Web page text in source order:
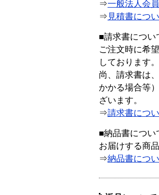
⇒一般法人会
⇒ 見積書につ
■請求書につい
ご注文時に希
しております。
尚、請求書は
かかる場合等
ざいます。
⇒請求書につ
■納品書につい
お届けする商
⇒納品書につ